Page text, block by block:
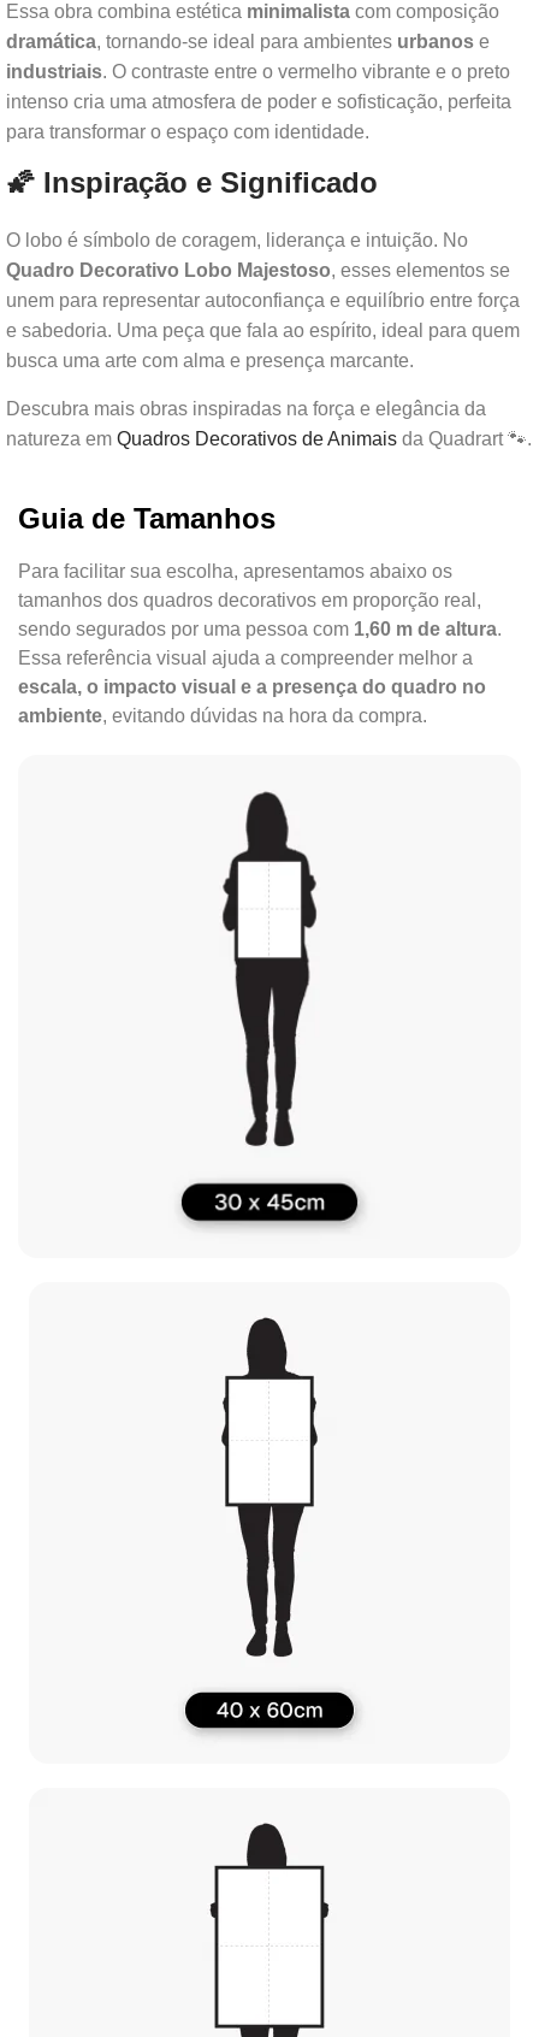
Essa obra combina estética minimalista com composição
dramática, tornando-se ideal para ambientes urbanos e
industriais. O contraste entre o vermelho vibrante e o preto
intenso cria uma atmosfera de poder e sofisticação, perfeita
para transformar o espaço com identidade.
🌠 Inspiração e Significado
O lobo é símbolo de coragem, liderança e intuição. No
Quadro Decorativo Lobo Majestoso, esses elementos se
unem para representar autoconfiança e equilíbrio entre força
e sabedoria. Uma peça que fala ao espírito, ideal para quem
busca uma arte com alma e presença marcante.
Descubra mais obras inspiradas na força e elegância da
natureza em Quadros Decorativos de Animais da Quadrart 🐾.
Guia de Tamanhos
Para facilitar sua escolha, apresentamos abaixo os
tamanhos dos quadros decorativos em proporção real,
sendo segurados por uma pessoa com 1,60 m de altura.
Essa referência visual ajuda a compreender melhor a
escala, o impacto visual e a presença do quadro no
ambiente, evitando dúvidas na hora da compra.